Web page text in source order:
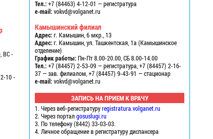
ВС -
10 -
Тел.:+7 (84463) 4-12-01 — регистратура
e-mail:vokvd@volganet.ru
Камышинский филиал
Адрес:г. Камышин, 6 мкр., 13
Адрес:г. Камышин, ул. Ташкентская, 1а (Камышинское
отделение)
График работы:Пн-Пт 8.00-20.00, СБ 8.00-14.00
Тел.:+7 (84457) 2-53-09 — регистратура, +7 (84457) 2-16-
37 — зав. филиалом, +7 (84457) 9-43-91 — стационар
e-mail:vokvd@volganet.ru
ЗАПИСЬ НА ПРИЕМ К ВРАЧУ
1. Через веб-регистратуруregistratura.volganet.ru
2. Через порталgosuslugi.ru
3. По телефону (8442) 33-03-03.
4. Личное обращение в регистратуру диспансера